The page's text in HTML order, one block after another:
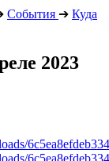
События ➔ Куда
2023